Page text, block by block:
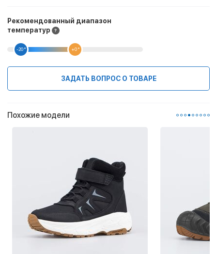
Рекомендованный диапазон
температур
-20 ° +0 °
ЗАДАТЬ ВОПРОС О ТОВАРЕ
Похожие модели